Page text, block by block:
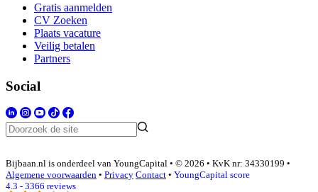
Gratis aanmelden
CV Zoeken
Plaats vacature
Veilig betalen
Partners
Social
Bijbaan.nl is onderdeel van YoungCapital • © 2026 • KvK nr: 34330199 •
Algemene voorwaarden • Privacy Contact • YoungCapital score
4.3 - 3366 reviews